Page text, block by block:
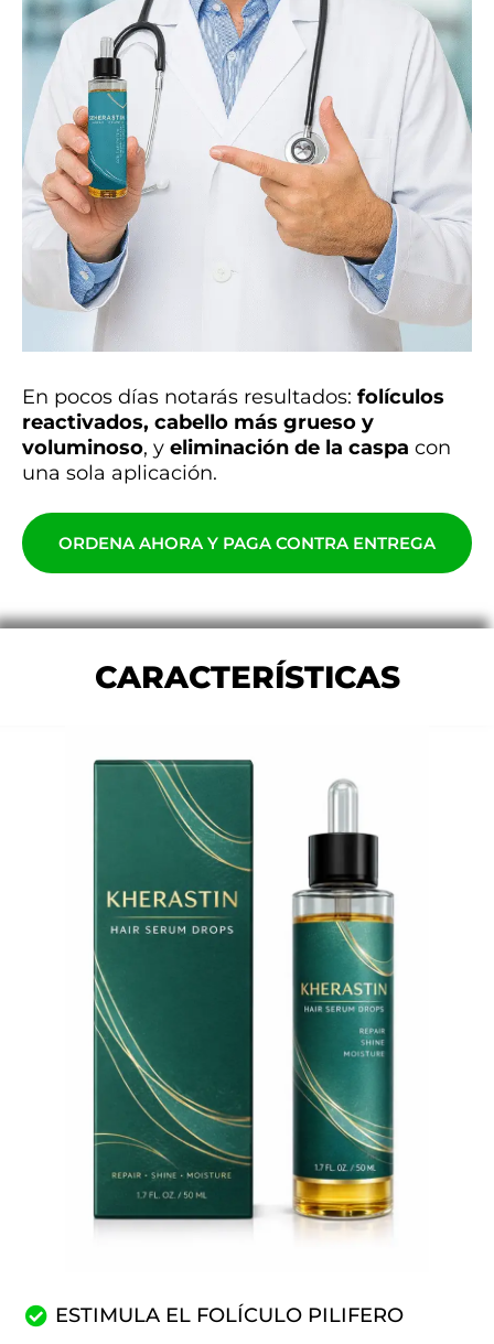
En pocos días notarás resultados: folículos
reactivados, cabello más grueso y
voluminoso, y eliminación de la caspa con
una sola aplicación.
ORDENA AHORA Y PAGA CONTRA ENTREGA
CARACTERÍSTICAS
ESTIMULA EL FOLÍCULO PILIFERO